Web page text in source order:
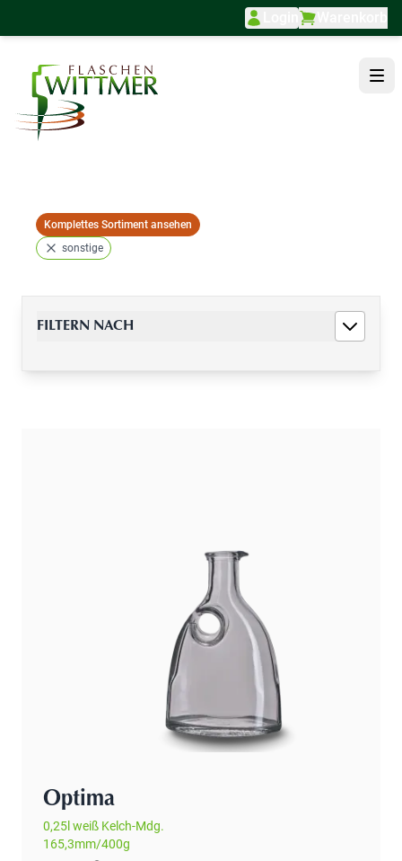
Komplettes Sortiment ansehen
sonstige
FILTERN NACH
Optima
0,25l weiß Kelch-Mdg.
165,3mm/400g